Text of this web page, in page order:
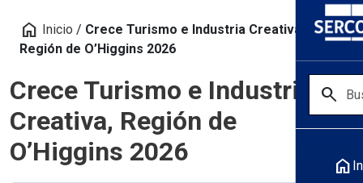
search
home
home Inicio / Crece Turismo e Industria Creativa,
Región de O’Higgins 2026
Crece Turismo e Industria
Creativa, Región de
O’Higgins 2026